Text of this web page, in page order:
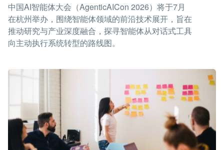
中国AI智能体大会（AgenticAICon 2026）将于7月
在杭州举办，围绕智能体领域的前沿技术展开，旨在
推动研究与产业深度融合，探寻智能体从对话式工具
向主动执行系统转型的路线图。